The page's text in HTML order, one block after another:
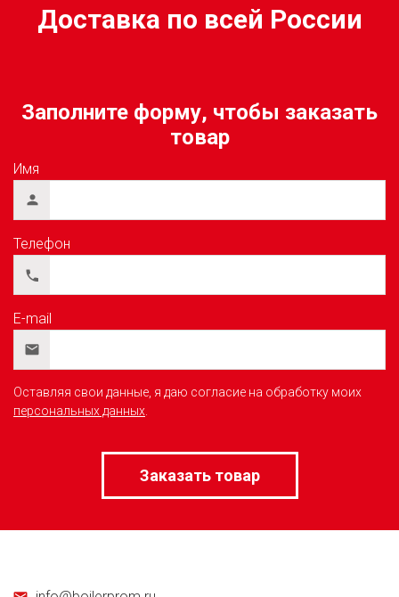
Доставка по всей России
Заполните форму, чтобы заказать
Имя
Телефон
персональных данных